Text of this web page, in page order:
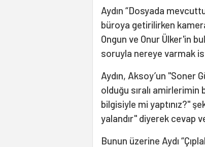
Aydın “Dosyada
büroya getirilirken
Ongun ve Onur Ülker'in
soruyla nereye varmak
Aydın, Aksoy’un "Soner
olduğu sıralı amirlerimin
bilgisiyle mi yaptınız?"
yalandır" diyerek cevap
Bunun üzerine Aydı